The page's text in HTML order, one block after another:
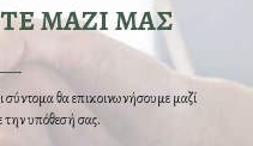
ΜΑΖΙ ΜΑΣ
θα επικοινωνήσουμε μαζί
υπόθεσή σας.